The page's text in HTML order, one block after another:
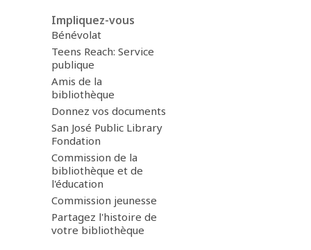
Impliquez-vous
Bénévolat
Teens Reach: Service
publique
Amis de la
bibliothèque
Donnez vos documents
San José Public Library
Fondation
Commission de la
bibliothèque et de
l'éducation
Commission jeunesse
Partagez l'histoire de
votre bibliothèque